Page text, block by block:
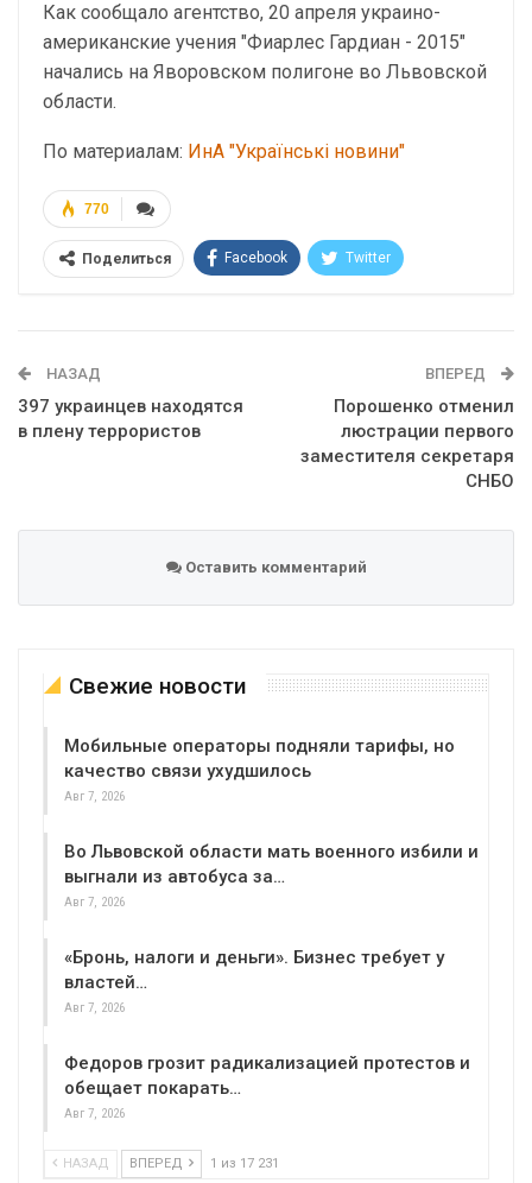
Как сообщало агентство, 20 апреля украино-
американские учения "Фиарлес Гардиан - 2015"
начались на Яворовском полигоне во Львовской
области.
По материалам: ИнА "Українські новини"
770
Поделиться Facebook Twitter
НАЗАД
397 украинцев находятся
в плену террористов
ВПЕРЕД
Порошенко отменил
люстрации первого
заместителя секретаря
СНБО
Оставить комментарий
Свежие новости
Мобильные операторы подняли тарифы, но
качество связи ухудшилось
Авг 7, 2026
Во Львовской области мать военного избили и
выгнали из автобуса за…
Авг 7, 2026
«Бронь, налоги и деньги». Бизнес требует у
властей…
Авг 7, 2026
Федоров грозит радикализацией протестов и
обещает покарать…
Авг 7, 2026
НАЗАД ВПЕРЕД 1 из 17 231